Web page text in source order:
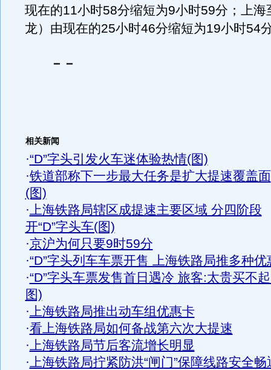
现在的11小时58分缩短为9小时59分；上海
龙）由现在的25小时46分缩短为19小时54
－－
相关新闻
·“D”字头引发火车迷体验热情(图)
·铁道部称下一步最大任务是扩大提速覆盖面
(图)
·上海铁路局辖区成提速主要区域 分四阶段
开“D”字头车(图)
·京沪为何只要9时59分
·“D”字头列车车票开售 上海铁路局推多种优
·“D”字头车票发售首日遇冷 旅客:太贵买不
图)
·上海铁路局推出动车组优惠卡
·看上海铁路局如何备战第六次大提速
·上海铁路局节后客流增长明显
·上海铁路局拧紧防洪“闸门”保障线路安全畅